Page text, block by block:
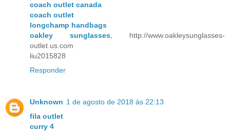
coach outlet canada
coach outlet
longchamp handbags
oakley sunglasses, http://www.oakleysunglasses-
outlet.us.com
liu2015828
Responder
Unknown 1 de agosto de 2018 às 22:13
fila outlet
curry 4